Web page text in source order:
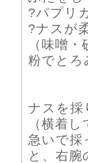
?パプリ
?ナスが
（味噌
粉でとろ
ナスを
（横着
急いで
と、右腕